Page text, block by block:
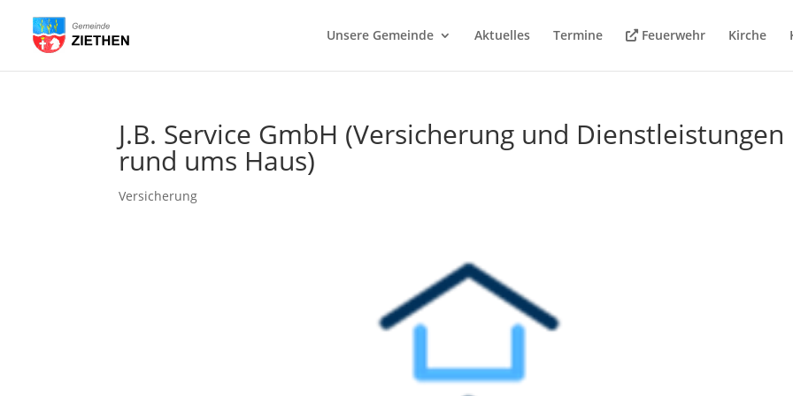
Unsere Gemeinde Aktuelles Termine Feuerwehr Kirche
J.B. Service GmbH (Versicherung und Dienstleistungen
rund ums Haus)
Versicherung